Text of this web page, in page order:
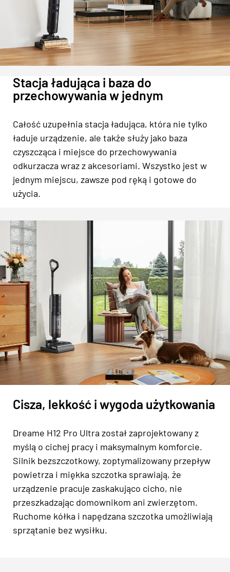
Stacja ładująca i baza do
przechowywania w jednym
Całość uzupełnia stacja ładująca, która nie tylko
ładuje urządzenie, ale także służy jako baza
czyszcząca i miejsce do przechowywania
odkurzacza wraz z akcesoriami. Wszystko jest w
jednym miejscu, zawsze pod ręką i gotowe do
użycia.
Cisza, lekkość i wygoda użytkowania
Dreame H12 Pro Ultra został zaprojektowany z
myślą o cichej pracy i maksymalnym komforcie.
Silnik bezszczotkowy, zoptymalizowany przepływ
powietrza i miękka szczotka sprawiają, że
urządzenie pracuje zaskakująco cicho, nie
przeszkadzając domownikom ani zwierzętom.
Ruchome kółka i napędzana szczotka umożliwiają
sprzątanie bez wysiłku.